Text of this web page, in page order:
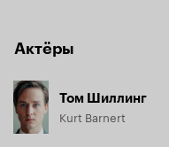
Актёры
Том Шиллинг
Kurt Barnert